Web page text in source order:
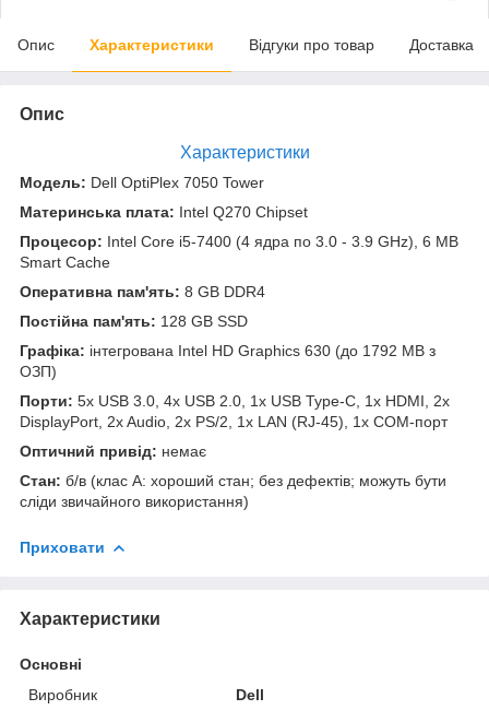
Опис Характеристики Відгуки про товар Доставка
Опис
Характеристики
Модель: Dell OptiPlex 7050 Tower
Материнська плата: Intel Q270 Chipset
Процесор: Intel Core i5-7400 (4 ядра по 3.0 - 3.9 GHz), 6 MB
Smart Cache
Оперативна пам'ять: 8 GB DDR4
Постійна пам'ять: 128 GB SSD
Графіка: інтегрована Intel HD Graphics 630 (до 1792 MB з
ОЗП)
Порти: 5x USB 3.0, 4x USB 2.0, 1x USB Type-C, 1x HDMI, 2x
DisplayPort, 2x Audio, 2x PS/2, 1x LAN (RJ-45), 1x COM-порт
Оптичний привід: немає
Стан: б/в (клас А: хороший стан; без дефектів; можуть бути
сліди звичайного використання)
Приховати
Характеристики
Основні
Виробник
Dell